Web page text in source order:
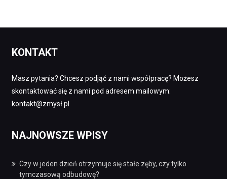
KONTAKT
Masz pytania? Chcesz podjąć z nami współpracę? Możesz
skontaktować się z nami pod adresem mailowym:
kontakt@zmysł.pl
NAJNOWSZE WPISY
Czy w jeden dzień otrzymuje się stałe zęby, czy tylko
tymczasową odbudowę?